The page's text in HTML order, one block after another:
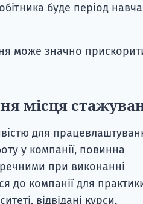
буде період
може значно
місця
для
у компанії, повинна
при виконанні
до компанії для
відвідані курси,